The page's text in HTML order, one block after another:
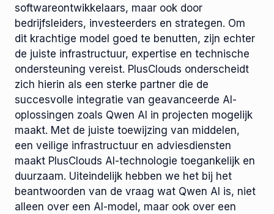
softwareontwikkelaars, maar ook door
bedrijfsleiders, investeerders en strategen. Om
dit krachtige model goed te benutten, zijn echter
de juiste infrastructuur, expertise en technische
ondersteuning vereist. PlusClouds onderscheidt
zich hierin als een sterke partner die de
succesvolle integratie van geavanceerde AI-
oplossingen zoals Qwen AI in projecten mogelijk
maakt. Met de juiste toewijzing van middelen,
een veilige infrastructuur en adviesdiensten
maakt PlusClouds AI-technologie toegankelijk en
duurzaam. Uiteindelijk hebben we het bij het
beantwoorden van de vraag wat Qwen AI is, niet
alleen over een AI-model, maar ook over een